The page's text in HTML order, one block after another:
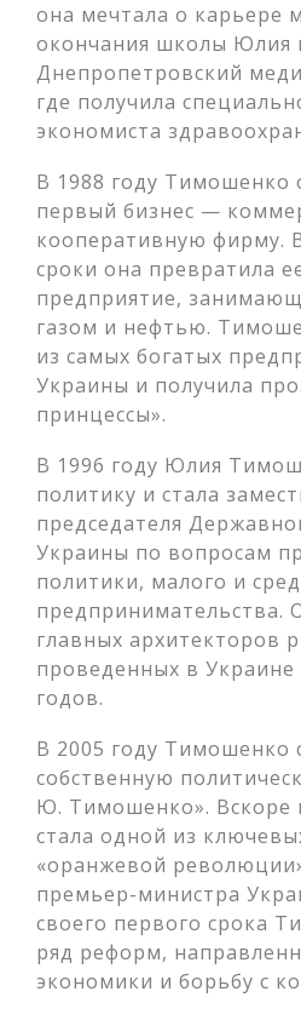
она мечтала о карьере
окончания школы Юлия
Днепропетровский
где получила
экономиста
В 1988 году Тимошенко
первый бизнес —
кооперативную фирму.
сроки она превратила
предприятие,
газом и нефтью.
из самых богатых
Украины и получила
принцессы».
В 1996 году Юлия
политику и стала
председателя
Украины по вопросам
политики, малого и
предпринимательства.
главных архитекторов
проведенных в Украине
годов.
В 2005 году Тимошенко
собственную
Ю. Тимошенко». Вскоре
стала одной из
«оранжевой
премьер-министра
своего первого срока
ряд реформ,
экономики и борьбу с